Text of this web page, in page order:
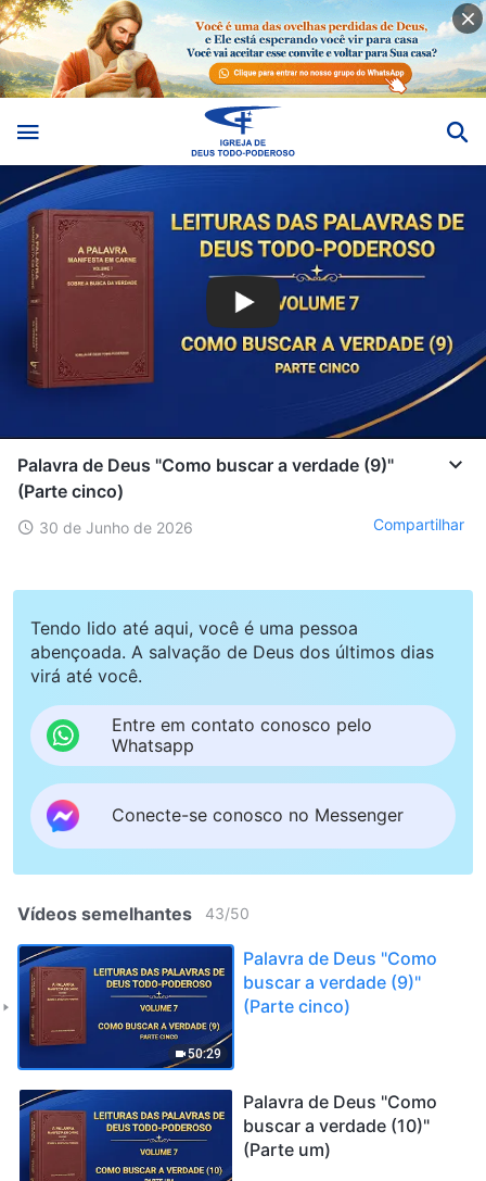
Palavra de Deus "Como buscar a verdade (9)"
(Parte cinco)
30 de Junho de 2026 Compartilhar
Tendo lido até aqui, você é uma pessoa
abençoada. A salvação de Deus dos últimos dias
virá até você.
Entre em contato conosco pelo
Whatsapp
Conecte-se conosco no Messenger
Vídeos semelhantes 43/50
50:29
Palavra de Deus "Como
buscar a verdade (9)"
(Parte cinco)
Palavra de Deus "Como
buscar a verdade (10)"
(Parte um)